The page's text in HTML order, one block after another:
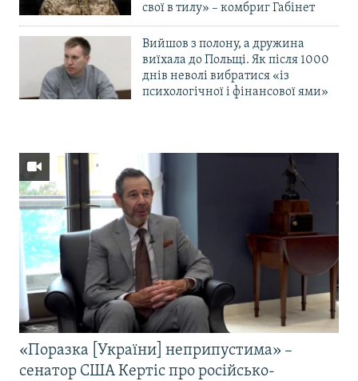
свої в тилу» – комбриг Габінет
Вийшов з полону, а дружина
виїхала до Польщі. Як після 1000
днів неволі вибратися «із
психологічної і фінансової ями»
«Поразка [України] неприпустима» –
сенатор США Кертіс про російсько-